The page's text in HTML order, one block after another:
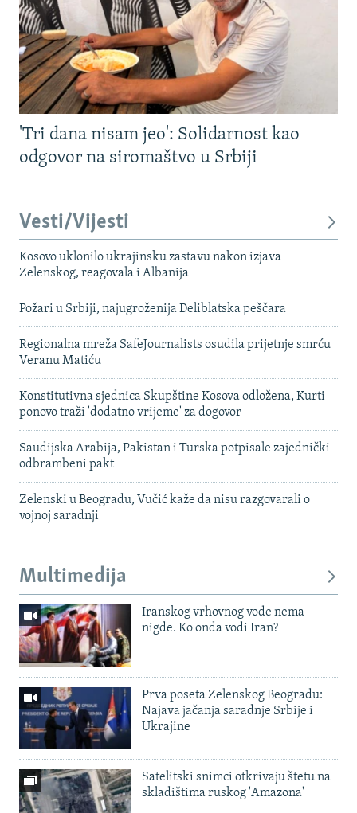
'Tri dana nisam jeo': Solidarnost kao
odgovor na siromaštvo u Srbiji
Vesti/Vijesti
Kosovo uklonilo ukrajinsku zastavu nakon izjava
Zelenskog, reagovala i Albanija
Požari u Srbiji, najugroženija Deliblatska peščara
Regionalna mreža SafeJournalists osudila prijetnje smrću
Veranu Matiću
Konstitutivna sjednica Skupštine Kosova odložena, Kurti
ponovo traži 'dodatno vrijeme' za dogovor
Saudijska Arabija, Pakistan i Turska potpisale zajednički
odbrambeni pakt
Zelenski u Beogradu, Vučić kaže da nisu razgovarali o
vojnoj saradnji
Multimedija
Iranskog vrhovnog vođe nema
nigde. Ko onda vodi Iran?
Prva poseta Zelenskog Beogradu:
Najava jačanja saradnje Srbije i
Ukrajine
Satelitski snimci otkrivaju štetu na
skladištima ruskog 'Amazona'